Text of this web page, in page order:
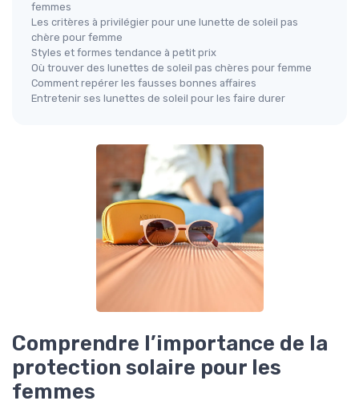
femmes
Les critères à privilégier pour une lunette de soleil pas
chère pour femme
Styles et formes tendance à petit prix
Où trouver des lunettes de soleil pas chères pour femme
Comment repérer les fausses bonnes affaires
Entretenir ses lunettes de soleil pour les faire durer
Comprendre l’importance de la
protection solaire pour les
femmes